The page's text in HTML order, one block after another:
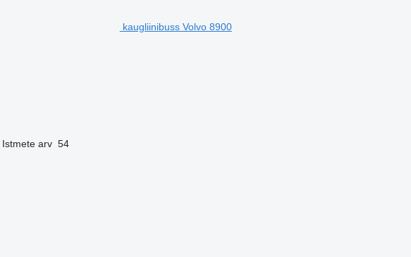
kaugliinibuss Volvo 8900
Istmete arv 54